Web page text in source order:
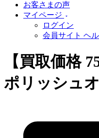
お客さまの声
マイページ
ログイン
会員サイト ヘ
【買取価格
ポリッシュ